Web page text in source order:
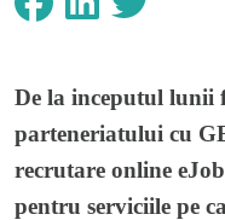
De la inceputul lunii
parteneriatului cu
recrutare online
pentru serviciile pe